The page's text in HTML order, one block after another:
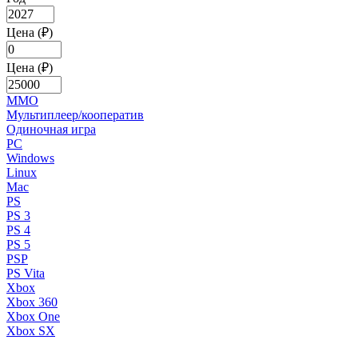
Цена (₽)
Цена (₽)
MMO
Мультиплеер/кооператив
Одиночная игра
PC
Windows
Linux
Mac
PS
PS 3
PS 4
PS 5
PSP
PS Vita
Xbox
Xbox 360
Xbox One
Xbox SX